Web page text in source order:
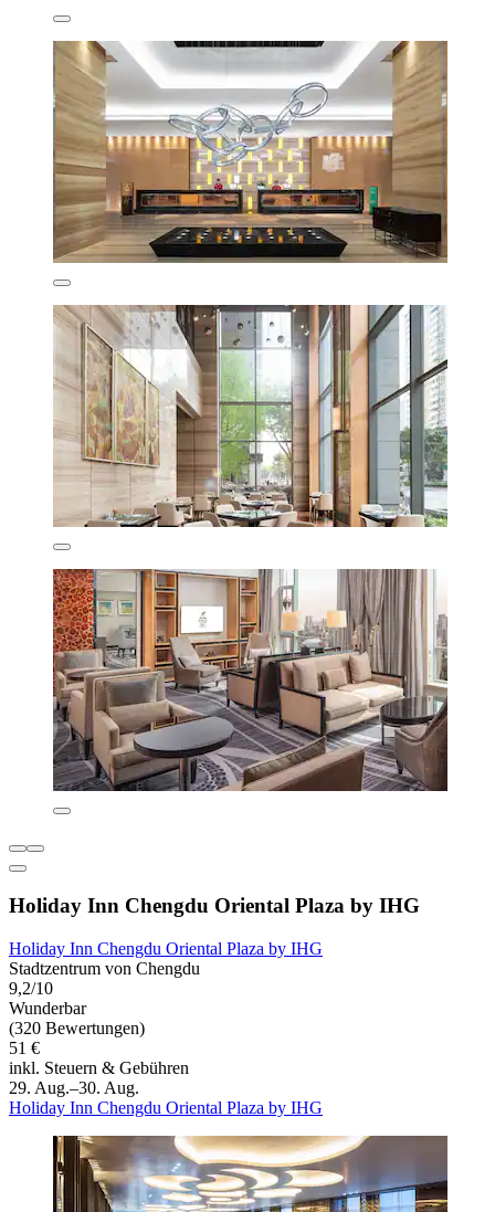
Holiday Inn Chengdu Oriental Plaza by IHG
Holiday Inn Chengdu Oriental Plaza by IHG
Stadtzentrum von Chengdu
9,2/10
Wunderbar
(320 Bewertungen)
51 €
inkl. Steuern & Gebühren
29. Aug.–30. Aug.
Holiday Inn Chengdu Oriental Plaza by IHG